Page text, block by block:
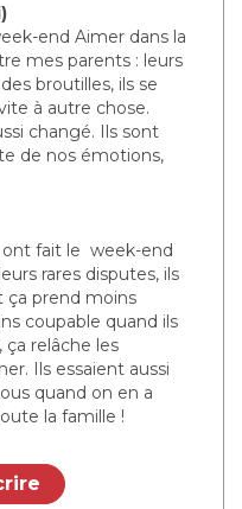
end Aimer dans la
mes parents : leurs
broutilles, ils se
à autre chose.
changé. Ils sont
de nos émotions,
fait le week-end
rares disputes, ils
ça prend moins
coupable quand ils
ça relâche les
Ils essaient aussi
quand on en a
la famille !